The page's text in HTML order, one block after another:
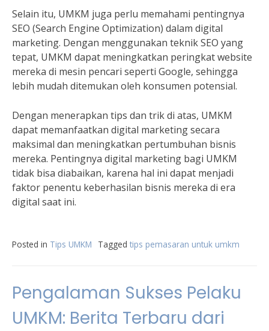
Selain itu, UMKM juga perlu memahami pentingnya
SEO (Search Engine Optimization) dalam digital
marketing. Dengan menggunakan teknik SEO yang
tepat, UMKM dapat meningkatkan peringkat website
mereka di mesin pencari seperti Google, sehingga
lebih mudah ditemukan oleh konsumen potensial.
Dengan menerapkan tips dan trik di atas, UMKM
dapat memanfaatkan digital marketing secara
maksimal dan meningkatkan pertumbuhan bisnis
mereka. Pentingnya digital marketing bagi UMKM
tidak bisa diabaikan, karena hal ini dapat menjadi
faktor penentu keberhasilan bisnis mereka di era
digital saat ini.
Posted in Tips UMKM Tagged tips pemasaran untuk umkm
Pengalaman Sukses Pelaku
UMKM: Berita Terbaru dari